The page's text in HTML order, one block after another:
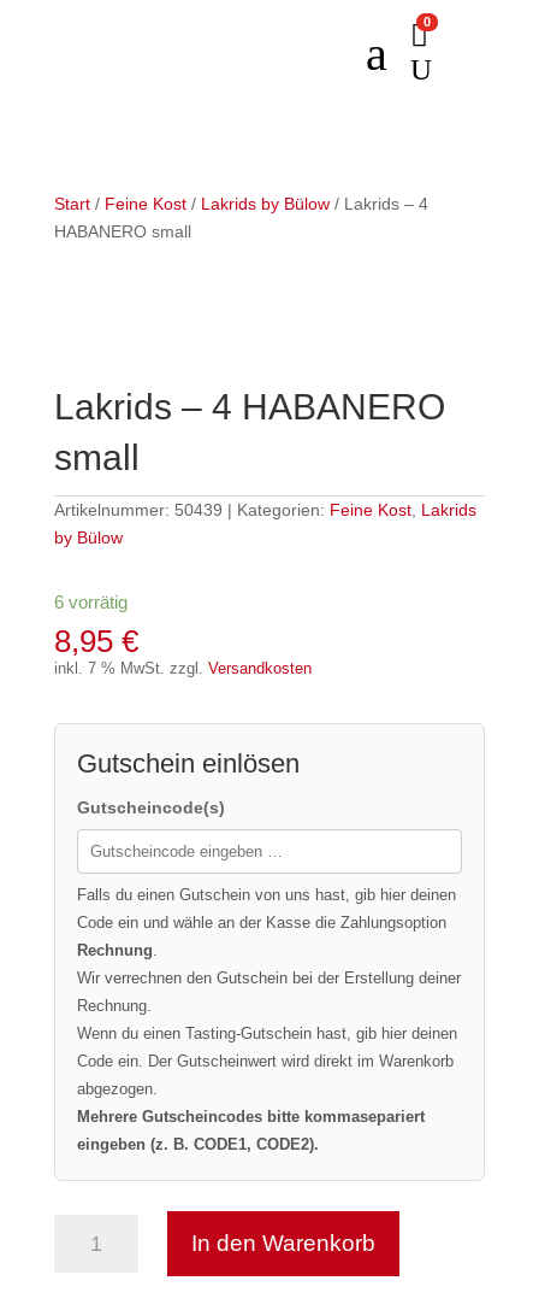
a 0
U
Start/ Feine Kost/ Lakrids by Bülow/ Lakrids – 4
HABANERO small
Lakrids – 4 HABANERO
small
Artikelnummer: 50439 Kategorien: Feine Kost, Lakrids
by Bülow
6 vorrätig
8,95 €
inkl. 7 % MwSt. zzgl. Versandkosten
Gutschein einlösen
Gutscheincode(s)
Falls du einen Gutschein von uns hast, gib hier deinen
Code ein und wähle an der Kasse die Zahlungsoption
Rechnung.
Wir verrechnen den Gutschein bei der Erstellung deiner
Rechnung.
Wenn du einen Tasting-Gutschein hast, gib hier deinen
Code ein. Der Gutscheinwert wird direkt im Warenkorb
abgezogen.
Mehrere Gutscheincodes bitte kommasepariert
eingeben (z. B. CODE1, CODE2).
Lakrids
In den Warenkorb